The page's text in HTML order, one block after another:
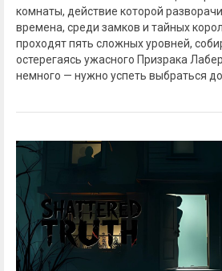
комнаты, действие которой
времена, среди замков и тайных
проходят пять сложных уровней,
остерегаясь ужасного Призрака
немного — нужно успеть выбраться до